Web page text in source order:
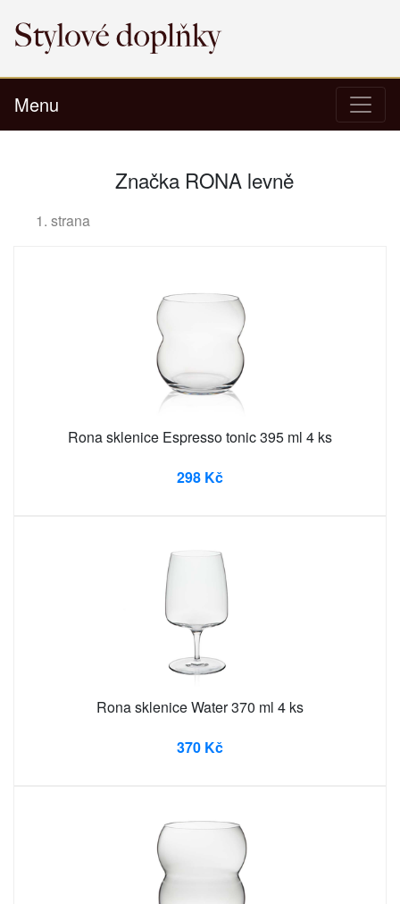
Menu
Značka RONA levně
1. strana
Rona sklenice Espresso tonic 395 ml 4 ks
298 Kč
Rona sklenice Water 370 ml 4 ks
370 Kč